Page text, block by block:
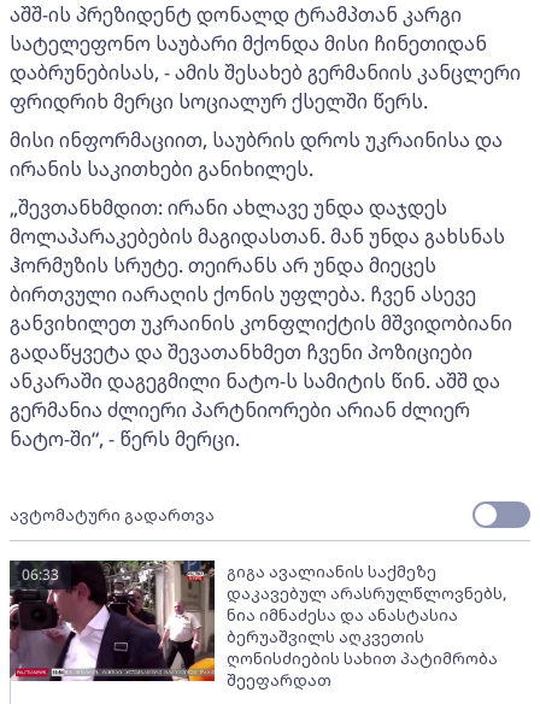
აშშ-ის პრეზიდენტ დონალდ ტრამპთან კარგი
სატელეფონო საუბარი მქონდა მისი ჩინეთიდან
დაბრუნებისას, - ამის შესახებ გერმანიის კანცლერი
ფრიდრიხ მერცი სოციალურ ქსელში წერს.
მისი ინფორმაციით, საუბრის დროს უკრაინისა და
ირანის საკითხები განიხილეს.
„შევთანხმდით: ირანი ახლავე უნდა დაჯდეს
მოლაპარაკებების მაგიდასთან. მან უნდა გახსნას
ჰორმუზის სრუტე. თეირანს არ უნდა მიეცეს
ბირთვული იარაღის ქონის უფლება. ჩვენ ასევე
განვიხილეთ უკრაინის კონფლიქტის მშვიდობიანი
გადაწყვეტა და შევათანხმეთ ჩვენი პოზიციები
ანკარაში დაგეგმილი ნატო-ს სამიტის წინ. აშშ და
გერმანია ძლიერი პარტნიორები არიან ძლიერ
ნატო-ში“, - წერს მერცი.
ავტომატური გადართვა
გიგა ავალიანის საქმეზე
დაკავებულ არასრულწლოვნებს,
ნია იმნაძესა და ანასტასია
ბერუაშვილს აღკვეთის
ღონისძიების სახით პატიმრობა
შეეფარდათ
06:33